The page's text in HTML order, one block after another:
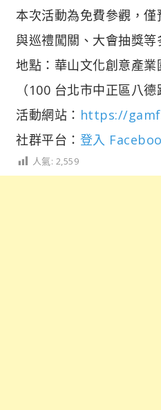
本次活動為免費參觀，
與巡禮闖關、大會抽獎等
地點：華山文化創意產
（100 台北市中正區八
活動網站： https://
社群平台： 登入
人氣: 2,559